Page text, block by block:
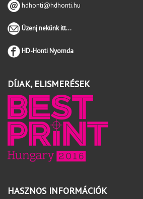
hdhonti@hdhonti.hu
Üzenj nekünk itt...
HD-Honti Nyomda
DÍJAK, ELISMERÉSEK
HASZNOS INFORMÁCIÓK